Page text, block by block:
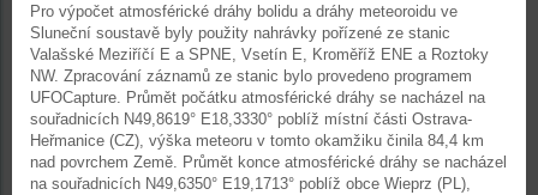
Pro výpočet atmosférické dráhy bolidu a dráhy meteoroidu ve
Sluneční soustavě byly použity nahrávky pořízené ze stanic
Valašské Meziříčí E a SPNE, Vsetín E, Kroměříž ENE a Roztoky
NW. Zpracování záznamů ze stanic bylo provedeno programem
UFOCapture. Průmět počátku atmosférické dráhy se nacházel na
souřadnicích N49,8619° E18,3330° poblíž místní části Ostrava-
Heřmanice (CZ), výška meteoru v tomto okamžiku činila 84,4 km
nad povrchem Země. Průmět konce atmosférické dráhy se nacházel
na souřadnicích N49,6350° E19,1713° poblíž obce Wieprz (PL),